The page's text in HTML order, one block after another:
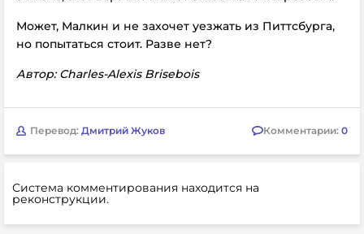
Может, Малкин и не захочет уезжать из Питтсбурга,
но попытаться стоит. Разве нет?
Автор: Charles-Alexis Brisebois
Перевод: Дмитрий Жуков Комментарии: 0
Система комментирования находится на
реконструкции.